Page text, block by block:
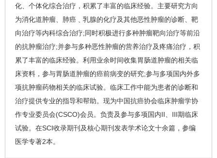
化、个体化综合治疗，积累了丰富的临床经验。主要研究方向
为消化道肿瘤、肺癌﹑乳腺的化疗及其他恶性肿瘤的诊断、靶
向治疗等内科综合治疗;同时积极进行多种肿瘤靶向治疗等前沿
的抗肿瘤治疗;并参与多种恶性肿瘤的营养治疗及疼痛治疗，积
累了丰富的临床经验。利用业余时间收集胃肠道肿瘤的相关临
床资料，参与胃肠道肿瘤的癌前病变的研究;参与多项国内外多
项抗肿瘤药物相关的临床试验。临床工作中能为患者的诊断和
治疗提供专业的指导和帮助。现为中国抗癌协会临床肿瘤学协
作专业委员会(CSCO)会员。负责及参与多项国内II、III期临床
试验。在SCI收录期刊及核心期刊发表学术论文十余篇，参编
医学专著2本。